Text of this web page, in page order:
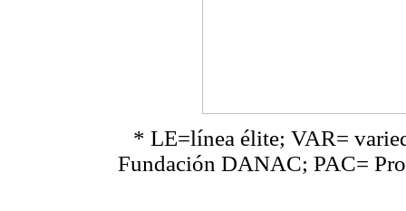
* LE=línea élite; VAR=
Fundación DANAC; PAC=